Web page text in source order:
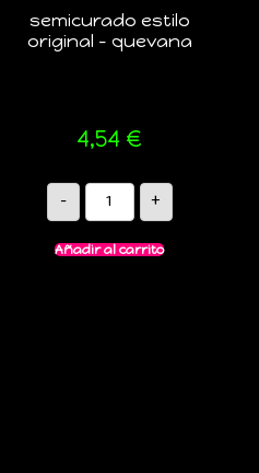
semicurado estilo
original – quevana
4,54 €
- +
Añadir al carrito